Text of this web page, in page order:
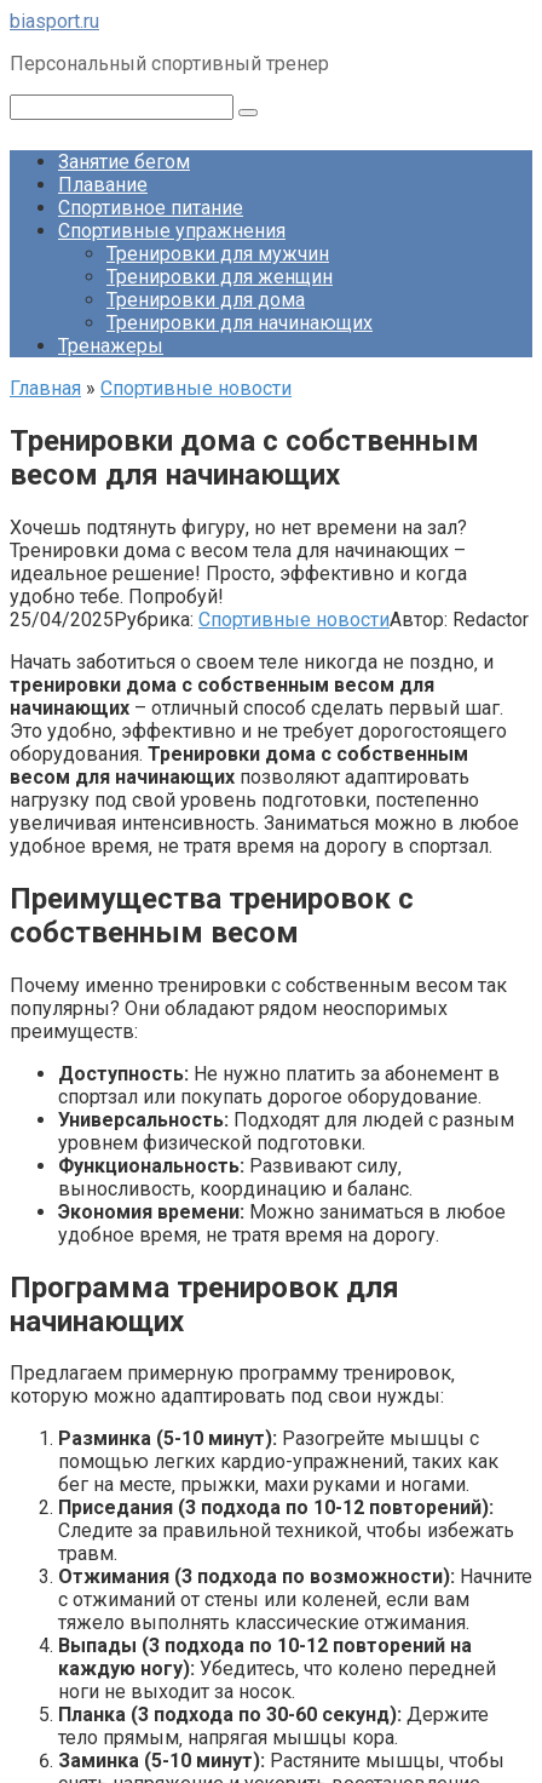
Перейти
контенту
biasport.ru
Персональный спортивный тренер
Занятие бегом
Плавание
Спортивное питание
Спортивные упражнения
Тренировки для мужчин
Тренировки для женщин
Тренировки для дома
Тренировки для начинающих
Тренажеры
Главная » Спортивные новости
Тренировки дома с собственным
весом для начинающих
Хочешь подтянуть фигуру, но нет времени на зал?
Тренировки дома с весом тела для начинающих –
идеальное решение! Просто, эффективно и когда
удобно тебе. Попробуй!
25/04/2025Рубрика: Спортивные новостиАвтор: Redactor
Начать заботиться о своем теле никогда не поздно‚ и
тренировки дома с собственным весом для
начинающих – отличный способ сделать первый шаг.
Это удобно‚ эффективно и не требует дорогостоящего
оборудования. Тренировки дома с собственным
весом для начинающих позволяют адаптировать
нагрузку под свой уровень подготовки‚ постепенно
увеличивая интенсивность. Заниматься можно в любое
удобное время‚ не тратя время на дорогу в спортзал.
Преимущества тренировок с
собственным весом
Почему именно тренировки с собственным весом так
популярны? Они обладают рядом неоспоримых
преимуществ:
Доступность: Не нужно платить за абонемент в
спортзал или покупать дорогое оборудование.
Универсальность: Подходят для людей с разным
уровнем физической подготовки.
Функциональность: Развивают силу‚
выносливость‚ координацию и баланс.
Экономия времени: Можно заниматься в любое
удобное время‚ не тратя время на дорогу.
Программа тренировок для
начинающих
Предлагаем примерную программу тренировок‚
которую можно адаптировать под свои нужды:
Разминка (5-10 минут): Разогрейте мышцы с
помощью легких кардио-упражнений‚ таких как
бег на месте‚ прыжки‚ махи руками и ногами.
Приседания (3 подхода по 10-12 повторений):
Следите за правильной техникой‚ чтобы избежать
травм.
Отжимания (3 подхода по возможности): Начните
с отжиманий от стены или коленей‚ если вам
тяжело выполнять классические отжимания.
Выпады (3 подхода по 10-12 повторений на
каждую ногу): Убедитесь‚ что колено передней
ноги не выходит за носок.
Планка (3 подхода по 30-60 секунд): Держите
тело прямым‚ напрягая мышцы кора.
Заминка (5-10 минут): Растяните мышцы‚ чтобы